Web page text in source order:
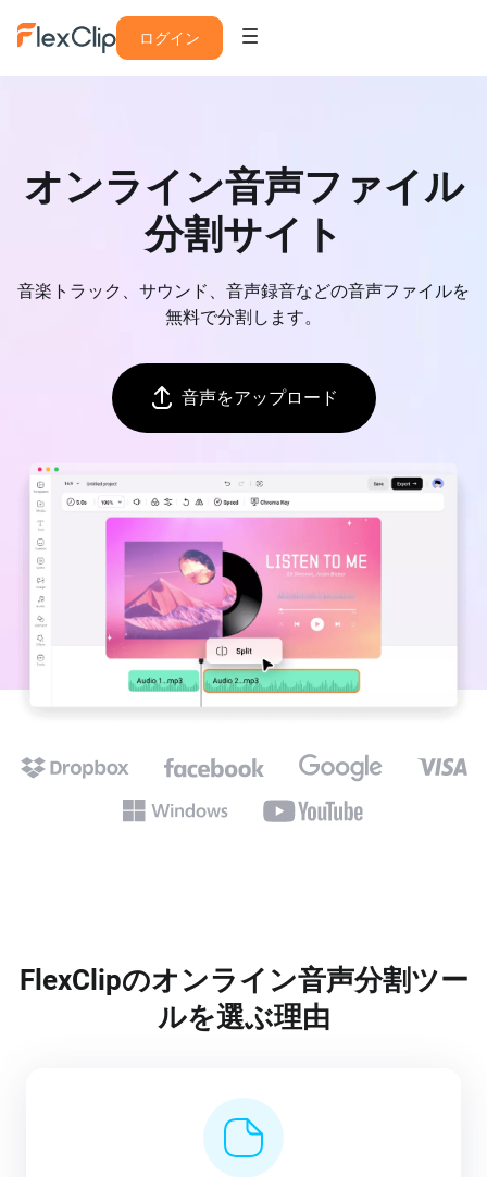
ログイン
オンライン音声ファイル
分割サイト
音楽トラック、サウンド、音声録音などの音声ファイルを
無料で分割します。
音声をアップロード
FlexClipのオンライン音声分割ツー
ルを選ぶ理由